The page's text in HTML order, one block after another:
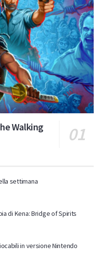
Walking
settimana
di Kena: Bridge of Spirits
in versione Nintendo